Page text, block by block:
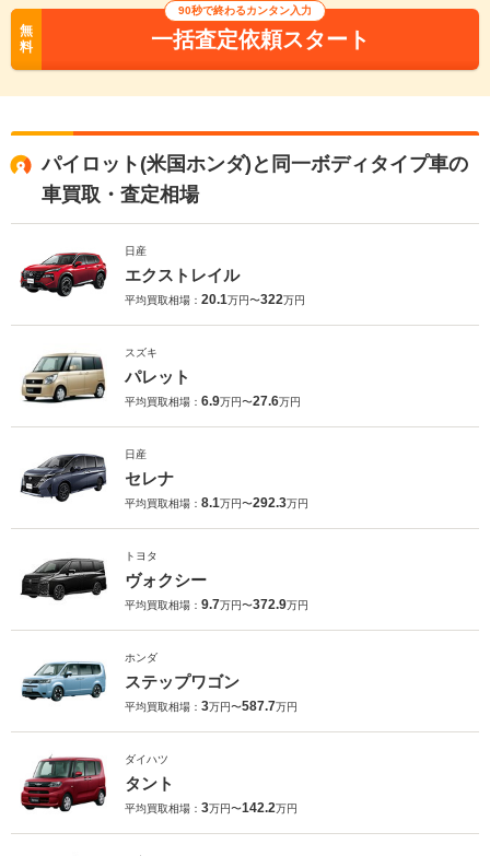
無
料
90秒で終わるカンタン入力
一括査定依頼スタート
パイロット(米国ホンダ)と同一ボディタイプ車の
車買取・査定相場
日産
エクストレイル
平均買取相場： 20.1万円〜322万円
スズキ
パレット
平均買取相場： 6.9万円〜27.6万円
日産
セレナ
平均買取相場： 8.1万円〜292.3万円
トヨタ
ヴォクシー
平均買取相場： 9.7万円〜372.9万円
ホンダ
ステップワゴン
平均買取相場： 3万円〜587.7万円
ダイハツ
タント
平均買取相場： 3万円〜142.2万円